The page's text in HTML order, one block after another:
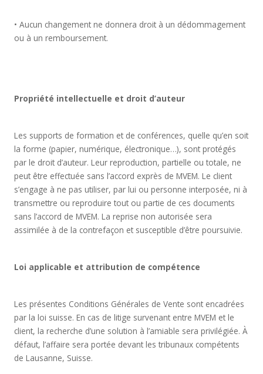
• Aucun changement ne donnera droit à un dédommagement
ou à un remboursement.
Propriété intellectuelle et droit d’auteur
Les supports de formation et de conférences, quelle qu’en soit
la forme (papier, numérique, électronique…), sont protégés
par le droit d’auteur. Leur reproduction, partielle ou totale, ne
peut être effectuée sans l’accord exprès de MVEM. Le client
s’engage à ne pas utiliser, par lui ou personne interposée, ni à
transmettre ou reproduire tout ou partie de ces documents
sans l’accord de MVEM. La reprise non autorisée sera
assimilée à de la contrefaçon et susceptible d’être poursuivie.
Loi applicable et attribution de compétence
Les présentes Conditions Générales de Vente sont encadrées
par la loi suisse. En cas de litige survenant entre MVEM et le
client, la recherche d’une solution à l’amiable sera privilégiée. À
défaut, l’affaire sera portée devant les tribunaux compétents
de Lausanne, Suisse.